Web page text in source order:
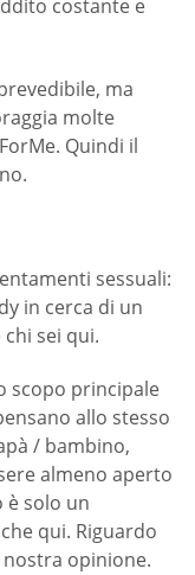
costante e
ma
molte
Quindi il
sessuali:
in cerca di un
sei qui.
scopo principale
allo stesso
/ bambino,
almeno aperto
è solo un
qui. Riguardo
nostra opinione.